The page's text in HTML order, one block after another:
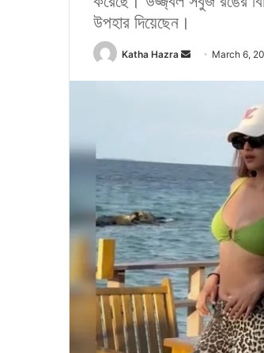
উপহার দিয়েছেন।
Katha Hazra
e
a
i
l
March 6,